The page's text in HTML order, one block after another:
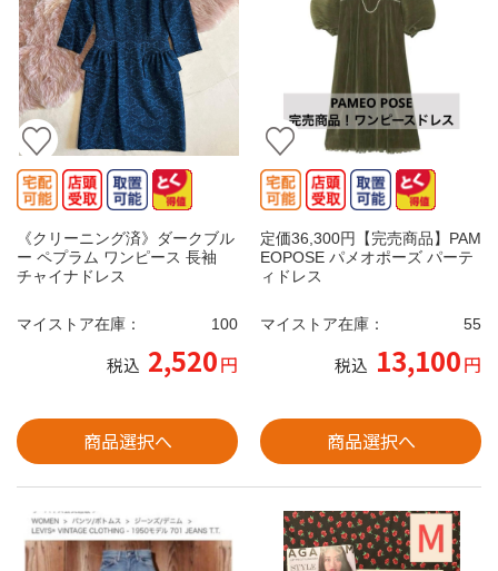
《クリーニング済》ダークブル
ー ペプラム ワンピース 長袖
チャイナドレス
マイストア在庫： 100
税込 2,520円
商品選択へ
定価36,300円【完売商品】PAM
EOPOSE パメオポーズ パーテ
ィドレス
マイストア在庫： 55
税込 13,100円
商品選択へ